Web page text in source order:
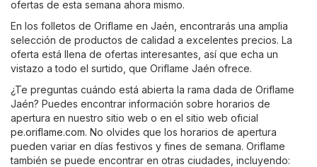
ofertas de esta semana ahora mismo.
En los folletos de Oriflame en Jaén, encontrarás una amplia
selección de productos de calidad a excelentes precios. La
oferta está llena de ofertas interesantes, así que echa un
vistazo a todo el surtido, que Oriflame Jaén ofrece.
¿Te preguntas cuándo está abierta la rama dada de Oriflame
Jaén? Puedes encontrar información sobre horarios de
apertura en nuestro sitio web o en el sitio web oficial
pe.oriflame.com. No olvides que los horarios de apertura
pueden variar en días festivos y fines de semana. Oriflame
también se puede encontrar en otras ciudades, incluyendo: